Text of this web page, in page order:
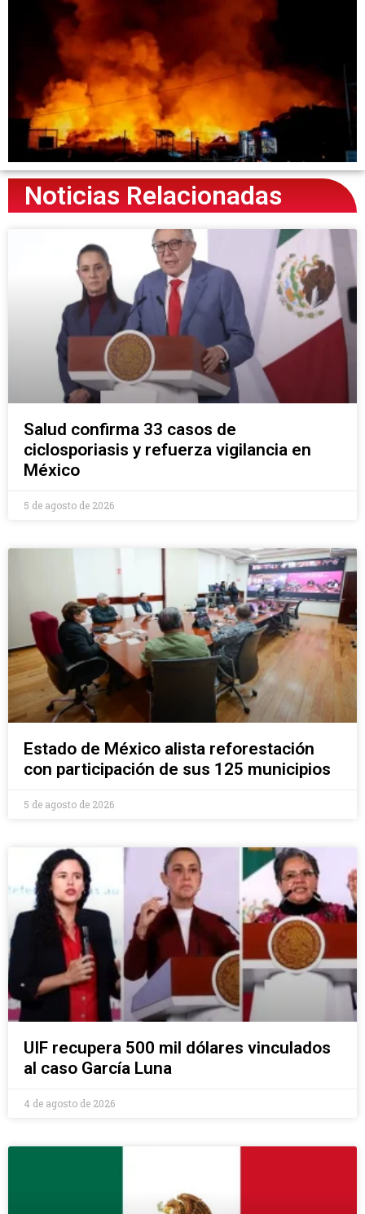
Noticias Relacionadas
Salud confirma 33 casos de
ciclosporiasis y refuerza vigilancia en
México
5 de agosto de 2026
Estado de México alista reforestación
con participación de sus 125 municipios
5 de agosto de 2026
UIF recupera 500 mil dólares vinculados
al caso García Luna
4 de agosto de 2026